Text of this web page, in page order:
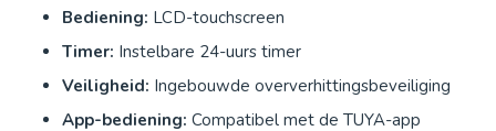
Bediening: LCD-touchscreen
Timer: Instelbare 24-uurs timer
Veiligheid: Ingebouwde oververhittingsbeveiliging
App-bediening: Compatibel met de TUYA-app